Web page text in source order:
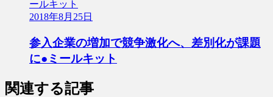
2018年8月25日
参入企業の増加で競争激化へ、差別化が課題
に●ミールキット
関連する記事